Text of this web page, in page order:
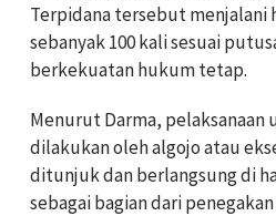
Terpidana tersebut menjalani
sebanyak 100 kali sesuai
berkekuatan hukum tetap.
Menurut Darma,
dilakukan oleh algojo atau
ditunjuk dan berlangsung di
sebagai bagian dari